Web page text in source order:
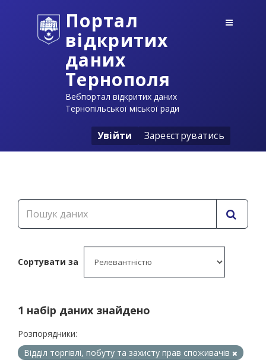
Портал
відкритих
даних
Тернополя
Вебпортал відкритих даних
Тернопільської міської ради
Увійти Зареєструватись
Сортувати за
1 набір даних знайдено
Розпорядники:
Відділ торгівлі, побуту та захисту прав споживачів